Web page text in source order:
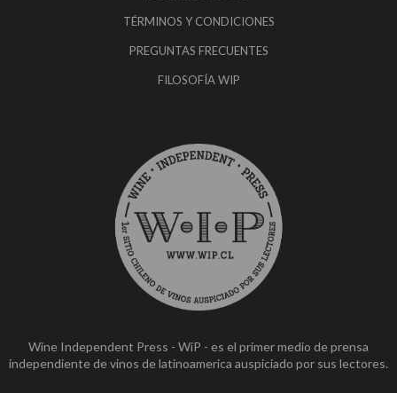
TÉRMINOS Y CONDICIONES
PREGUNTAS FRECUENTES
FILOSOFÍA WIP
Wine Independent Press - WiP - es el primer medio de prensa
independiente de vinos de latinoamerica auspiciado por sus lectores.